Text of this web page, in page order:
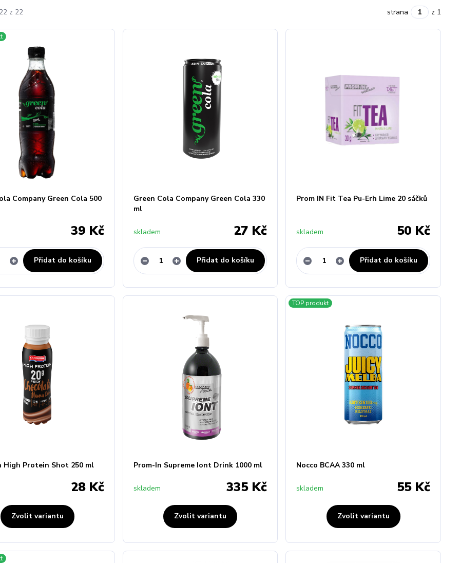
z 22 strana z 1
Company Green Cola 500
39 Kč
Přidat do košíku
Green Cola Company Green Cola 330
ml
27 Kč
skladem
Přidat do košíku
Prom IN Fit Tea Pu-Erh Lime 20 sáčků
50 Kč
skladem
Přidat do košíku
High Protein Shot 250 ml
28 Kč
Zvolit variantu
Prom-In Supreme Iont Drink 1000 ml
335 Kč
skladem
Zvolit variantu
TOP produkt
Nocco BCAA 330 ml
55 Kč
skladem
Zvolit variantu